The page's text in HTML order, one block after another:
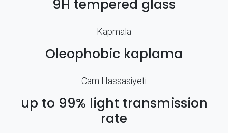
9H tempered glass
Kapmala
Oleophobic kaplama
Cam Hassasiyeti
up to 99% light transmission
rate